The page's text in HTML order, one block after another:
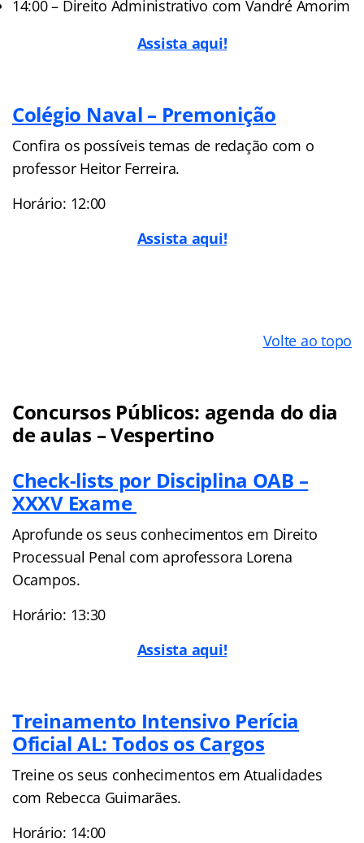
14:00 – Direito Administrativo com Vandré Amorim
Assista aqui!
Colégio Naval – Premonição
Confira os possíveis temas de redação com o
professor Heitor Ferreira.
Horário: 12:00
Assista aqui!
Volte ao topo
Concursos Públicos: agenda do dia
de aulas – Vespertino
Check-lists por Disciplina OAB –
XXXV Exame
Aprofunde os seus conhecimentos em Direito
Processual Penal com aprofessora Lorena
Ocampos.
Horário: 13:30
Assista aqui!
Treinamento Intensivo Perícia
Oficial AL: Todos os Cargos
Treine os seus conhecimentos em Atualidades
com Rebecca Guimarães.
Horário: 14:00